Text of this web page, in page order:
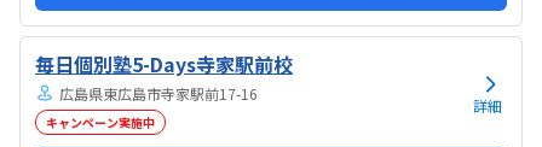
毎日個別塾5-Days寺家駅前校
広島県東広島市寺家駅前17-16
キャンペーン実施中
詳細